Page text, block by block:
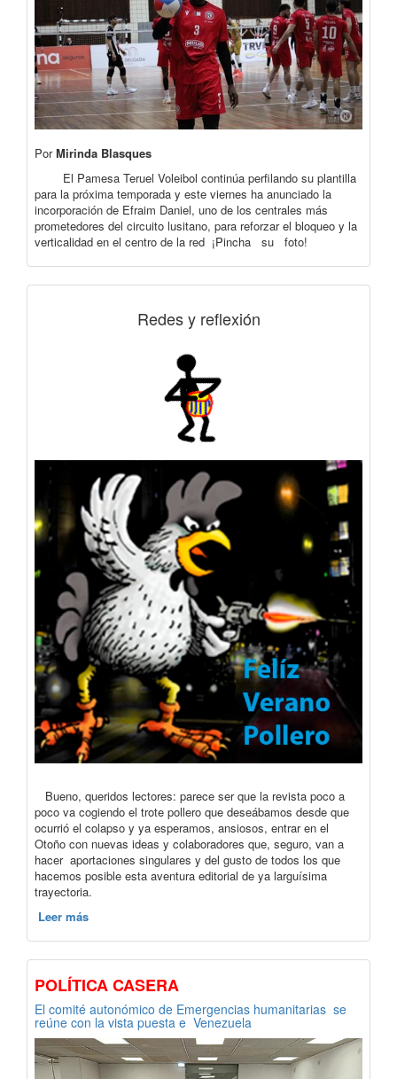
PorMirinda Blasques
El Pamesa Teruel Voleibol continúa perfilando su plantilla
para la próxima temporada y este viernes ha anunciado la
incorporación de Efraim Daniel, uno de los centrales más
prometedores del circuito lusitano, para reforzar el bloqueo y la
verticalidad en el centro de la red ¡Pincha su foto!
Redes y reflexión
Bueno, queridos lectores: parece ser que la revista poco a
poco va cogiendo el trote pollero que deseábamos desde que
ocurrió el colapso y ya esperamos, ansiosos, entrar en el
Otoño con nuevas ideas y colaboradores que, seguro, van a
hacer aportaciones singulares y del gusto de todos los que
hacemos posible esta aventura editorial de ya larguísima
trayectoria.
Leer más
POLÍTICA CASERA
El comité autonómico de Emergencias humanitarias se
reúne con la vista puesta e Venezuela